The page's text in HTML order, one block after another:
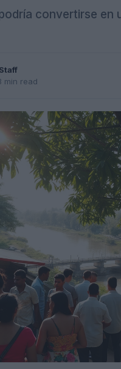
convertirse en
min read